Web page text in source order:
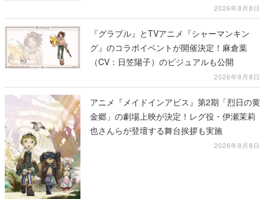
2026年8月8日
『グラブル』とTVアニメ『シャーマンキン
グ』のコラボイベントが開催決定！麻倉葉
（CV：日笠陽子）のビジュアルも公開
2026年8月8日
アニメ『メイドインアビス』第2期「烈日の黄
金郷」の劇場上映が決定！レグ役・伊瀬茉莉
也さんらが登壇する舞台挨拶も実施
2026年8月8日